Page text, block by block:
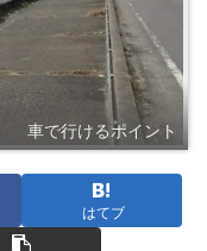
車で行けるポイント
はてブ